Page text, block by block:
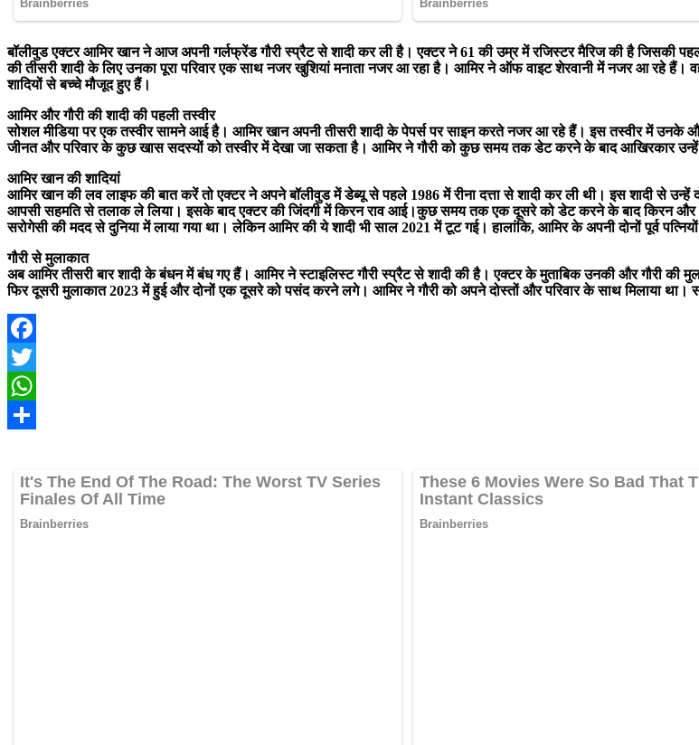
बॉलीवुड एक्टर आमिर खान ने आज अपनी गर्लफ्रेंड गौरी स्प्रैट से शादी कर ली है। एक्टर ने 61 की उम्र में रजिस्टर मैरिज की है जिसकी
की तीसरी शादी के लिए उनका पूरा परिवार एक साथ नजर खुशियां मनाता नजर आ रहा है। आमिर ने ऑफ वाइट शेरवानी में नजर आ रहे हैं।
शादियों से बच्चे मौजूद हुए हैं।
आमिर और गौरी की शादी की पहली तस्वीर
सोशल मीडिया पर एक तस्वीर सामने आई है। आमिर खान अपनी तीसरी शादी के पेपर्स पर साइन करते नजर आ रहे हैं। इस तस्वीर में उनके
जीनत और परिवार के कुछ खास सदस्यों को तस्वीर में देखा जा सकता है। आमिर ने गौरी को कुछ समय तक डेट करने के बाद आखिरकार उन्हें
आमिर खान की शादियां
आमिर खान की लव लाइफ की बात करें तो एक्टर ने अपने बॉलीवुड में डेब्यू से पहले 1986 में रीना दत्ता से शादी कर ली थी। इस शादी से
आपसी सहमति से तलाक ले लिया। इसके बाद एक्टर की जिंदगी में किरन राव आई।कुछ समय तक एक दूसरे को डेट करने के बाद किरन
सरोगेसी की मदद से दुनिया में लाया गया था। लेकिन आमिर की ये शादी भी साल 2021 में टूट गई। हालांकि, आमिर के अपनी दोनों पूर्व
गौरी से मुलाकात
अब आमिर तीसरी बार शादी के बंधन में बंध गए हैं। आमिर ने स्टाइलिस्ट गौरी स्प्रैट से शादी की है। एक्टर के मुताबिक उनकी और गौरी
फिर दूसरी मुलाकात 2023 में हुई और दोनों एक दूसरे को पसंद करने लगे। आमिर ने गौरी को अपने दोस्तों और परिवार के साथ मिलाया था।
Facebook
Twitter
WhatsApp